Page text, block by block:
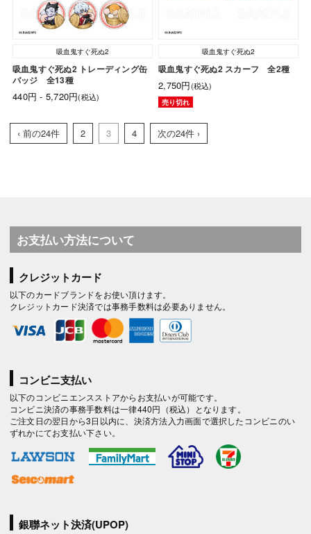
吸血鬼すぐ死ぬ2
吸血鬼すぐ死ぬ2 トレーディング缶
バッジ 全13種
440円 - 5,720円(税込)
吸血鬼すぐ死ぬ2
吸血鬼すぐ死ぬ2 スカーフ 全2種
2,750円(税込)
売り切れ
‹ 前の24件 2 3 4 次の24件 ›
お支払い方法について
クレジットカード
以下のカードブランドをお使い頂けます。
クレジットカード決済では事務手数料は必要ありません。
コンビニ支払い
以下のコンビニエンスストアからお支払いが可能です。
コンビニ決済の事務手数料は一律440円（税込）となります。
ご注文日の翌日から3日以内に、決済方法入力画面で選択したコンビニのい
ずれかにてお支払い下さい。
銀聯ネット決済(UPOP)